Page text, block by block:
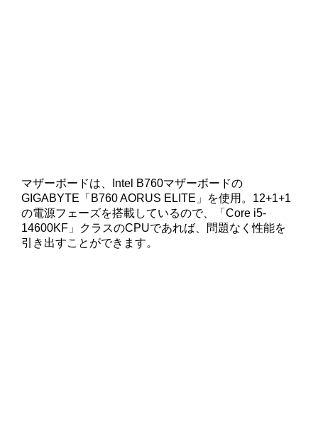
マザーボードは、Intel B760マザーボードの
GIGABYTE「B760 AORUS ELITE」を使用。12+1+1
の電源フェーズを搭載しているので、「Core i5-
14600KF」クラスのCPUであれば、問題なく性能を
引き出すことができます。